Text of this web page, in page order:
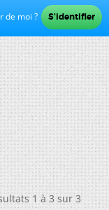
de moi ?
1 à 3 sur 3